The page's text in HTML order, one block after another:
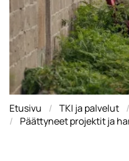
Etusivu TKI ja palvelut
Päättyneet projektit ja